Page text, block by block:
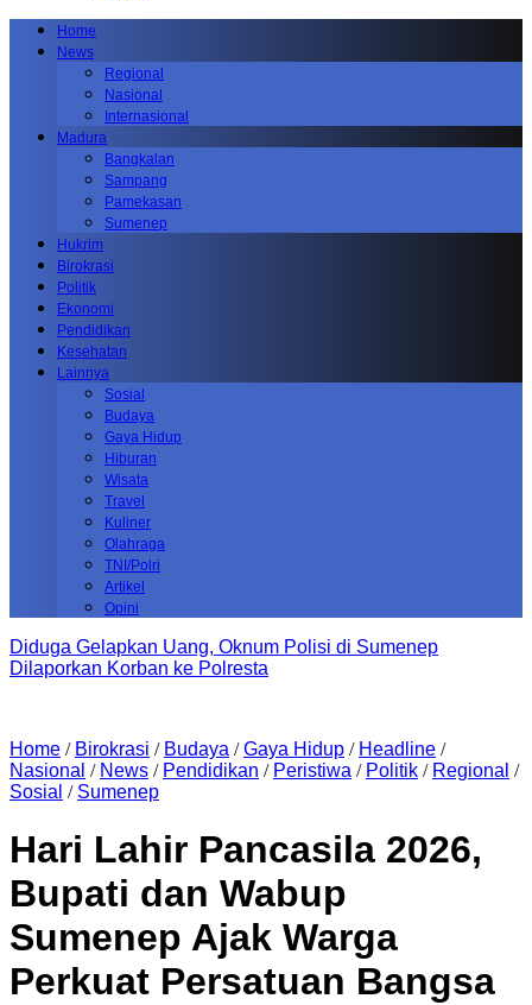
Home
News
Regional
Nasional
Internasional
Madura
Bangkalan
Sampang
Pamekasan
Sumenep
Hukrim
Birokrasi
Politik
Ekonomi
Pendidikan
Kesehatan
Lainnya
Sosial
Budaya
Gaya Hidup
Hiburan
Wisata
Travel
Kuliner
Olahraga
TNI/Polri
Artikel
Opini
Diduga Gelapkan Uang, Oknum Polisi di Sumenep
Dilaporkan Korban ke Polresta
Home / Birokrasi / Budaya /Gaya Hidup / Headline /
Nasional / News / Pendidikan / Peristiwa / Politik / Regional /
Sosial / Sumenep
Hari Lahir Pancasila 2026,
Bupati dan Wabup
Sumenep Ajak Warga
Perkuat Persatuan Bangsa